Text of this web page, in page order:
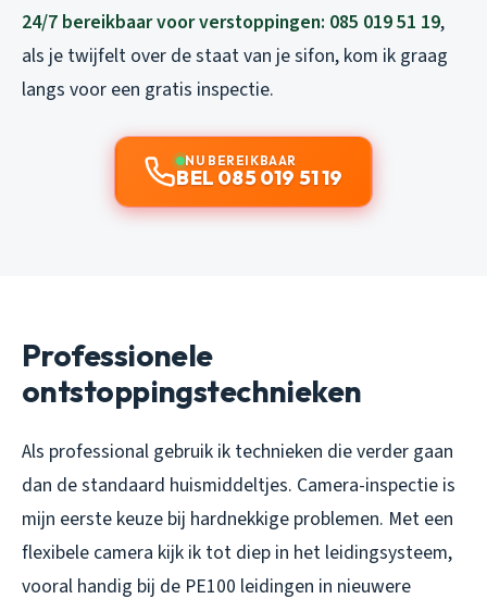
24/7 bereikbaar voor verstoppingen: 085 019 51 19,
als je twijfelt over de staat van je sifon, kom ik graag
langs voor een gratis inspectie.
NU BEREIKBAAR
BEL 085 019 51 19
Professionele
ontstoppingstechnieken
Als professional gebruik ik technieken die verder gaan
dan de standaard huismiddeltjes. Camera-inspectie is
mijn eerste keuze bij hardnekkige problemen. Met een
flexibele camera kijk ik tot diep in het leidingsysteem,
vooral handig bij de PE100 leidingen in nieuwere